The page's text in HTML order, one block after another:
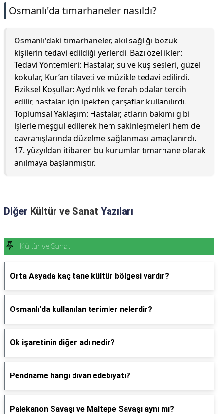
Osmanlı'da tımarhaneler nasıldı?
Osmanlı'daki tımarhaneler, akıl sağlığı bozuk
kişilerin tedavi edildiği yerlerdi. Bazı özellikler:
Tedavi Yöntemleri: Hastalar, su ve kuş sesleri, güzel
kokular, Kur’an tilaveti ve müzikle tedavi edilirdi.
Fiziksel Koşullar: Aydınlık ve ferah odalar tercih
edilir, hastalar için ipekten çarşaflar kullanılırdı.
Toplumsal Yaklaşım: Hastalar, atların bakımı gibi
işlerle meşgul edilerek hem sakinleşmeleri hem de
davranışlarında düzelme sağlanması amaçlanırdı.
17. yüzyıldan itibaren bu kurumlar tımarhane olarak
anılmaya başlanmıştır.
Diğer Kültür ve Sanat Yazıları
Kültür ve Sanat
Orta Asyada kaç tane kültür bölgesi vardır?
Osmanlı'da kullanılan terimler nelerdir?
Ok işaretinin diğer adı nedir?
Pendname hangi divan edebiyatı?
Palekanon Savaşı ve Maltepe Savaşı aynı mı?